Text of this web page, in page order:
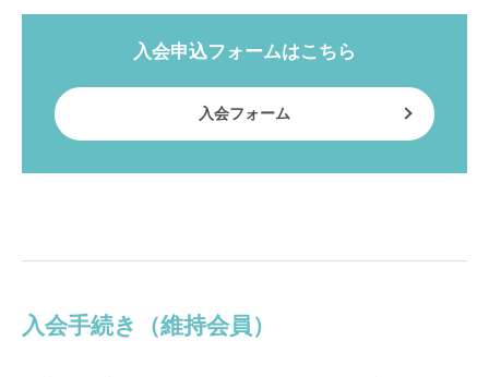
入会申込フォームはこちら
入会フォーム
入会手続き（維持会員）